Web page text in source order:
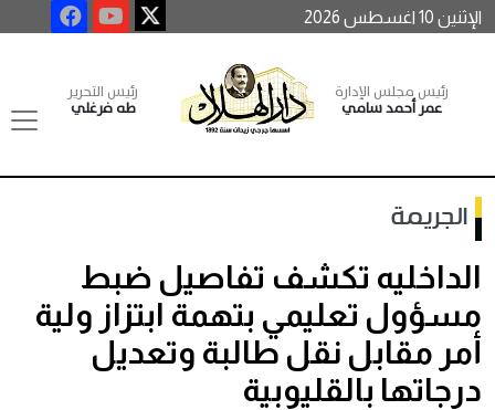
الإثنين 10 اغسطس 2026
رئيس مجلس الإدارة
عمر أحمد سامي
رئيس التحرير
طه فرغلي
الجريمة
الداخليه تكشف تفاصيل ضبط
مسؤول تعليمي بتهمة ابتزاز ولية
أمر مقابل نقل طالبة وتعديل
درجاتها بالقليوبية